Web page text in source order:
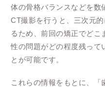
体の骨格バランスなどを数
CT撮影を行うと、三次元
るため、前回の矯正でどこ
性の問題がどの程度残って
とが可能です。
これらの情報をもとに、